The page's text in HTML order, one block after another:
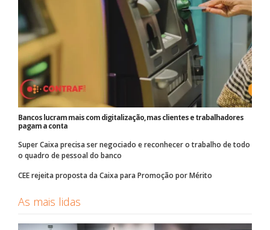
Bancos lucram mais com digitalização, mas clientes e trabalhadores
pagam a conta
Super Caixa precisa ser negociado e reconhecer o trabalho de todo
o quadro de pessoal do banco
CEE rejeita proposta da Caixa para Promoção por Mérito
As mais lidas